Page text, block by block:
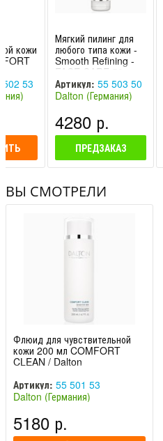
кожи
53
Мягкий пилинг для
любого типа кожи -
Smooth Refining -
FACE CARE 50 мл
COMFORT CLEAN /
Dalto
Артикул: 55 503 50
Dalton (Германия)
4280 р.
ПРЕДЗАКАЗ
ВЫ СМОТРЕЛИ
Флюид для чувствительной
кожи 200 мл COMFORT
CLEAN / Dalton
Артикул: 55 501 53
Dalton (Германия)
5180 р.